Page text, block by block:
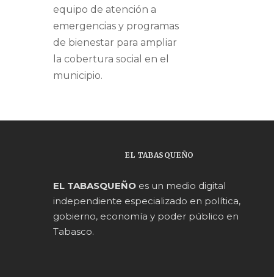
equipo de atención a
emergencias y programas
de bienestar para ampliar
la cobertura social en el
municipio.
EL TABASQUEÑO
EL TABASQUEÑO es un medio digital
independiente especializado en política,
gobierno, economía y poder público en
Tabasco.